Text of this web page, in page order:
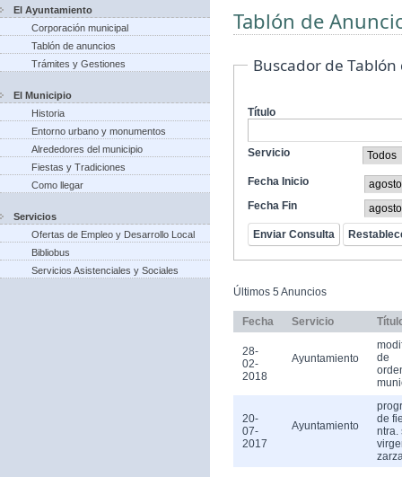
El Ayuntamiento
Corporación municipal
Tablón de anuncios
Trámites y Gestiones
El Municipio
Historia
Entorno urbano y monumentos
Alrededores del municipio
Fiestas y Tradiciones
Como llegar
Servicios
Ofertas de Empleo y Desarrollo Local
Bibliobus
Servicios Asistenciales y Sociales
Tablón de
Buscador de
Título
Servicio
Fecha Inicio
Fecha Fin
Últimos 5 Anuncios
Fecha Servicio
28-
02-
2018
Ayuntamiento
de
20-
07-
2017
Ayuntamiento
de
ntra.